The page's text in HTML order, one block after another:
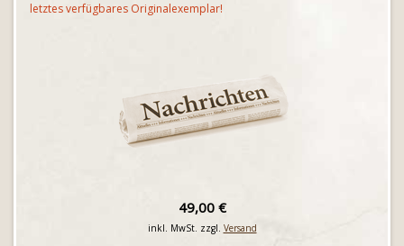
letztes verfügbares Originalexemplar!
49,00 €
inkl. MwSt. zzgl. Versand